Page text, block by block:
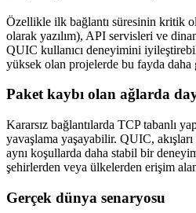
Özellikle ilk bağlantı süresinin kritik
olarak yazılım), API servisleri ve
QUIC kullanıcı deneyimini
yüksek olan projelerde bu fayda
Paket kaybı olan ağlarda
Kararsız bağlantılarda TCP tabanlı
yavaşlama yaşayabilir. QUIC, akışları
aynı koşullarda daha stabil bir
şehirlerden veya ülkelerden erişim
Gerçek dünya senaryosu